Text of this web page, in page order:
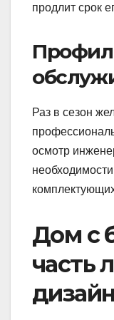
продлит срок
Раз в сезон
осмотр
Дом с
часть